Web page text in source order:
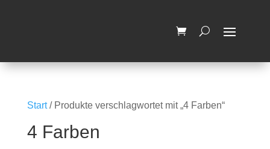
Start/ Produkte verschlagwortet mit „4 Farben“
4 Farben
OK, Verstanden